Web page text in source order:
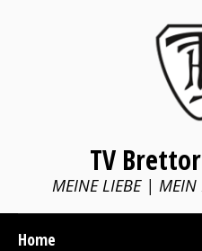
TV
MEINE LIEBE |
Home